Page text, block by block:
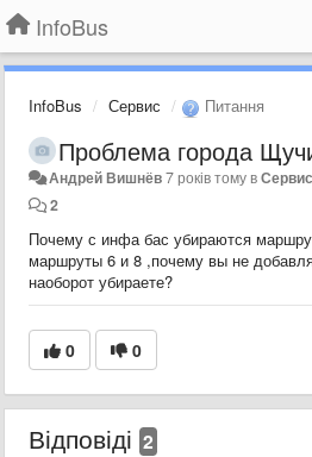
InfoBus
InfoBus Сервис Питання
Проблема города
Андрей Вишнёв7 років томувСервис
2
Почему с инфа бас убираются
маршруты 6 и 8 ,почему вы не
наоборот убираете?
0 0
Відповіді 2